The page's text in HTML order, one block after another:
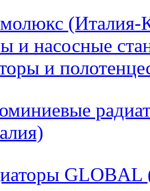
(Италия-
и насосные
и
GLOBAL